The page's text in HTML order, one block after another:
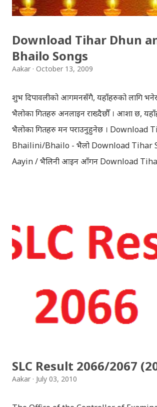
Download Tihar Dhun
Bhailo Songs
Aakar October 13, 2009
शुभ दिपावलीको आगमनसँगै, यहाँहरुको लागि
भैलोका गितहरु अनलाइन राख्दैछौँ । आशा छ,
भैलोका गितहरु मन पराउनुहुनेछ । Download
Bhailini/Bhailo - भैलो Download Tihar
Aayin / भैलिनी आइन आँगन Download
Download: Tihar Dhun (Deusi,Bhailo)/
भैलो)- सुरसुधा नोट: यी अपलोड गरिएका
प्रायोजनको लागि प्रयोग नगर्न आग्रह गर्दछौँ ।
हौँ । तपाई यदि यी गित संगितको सर्जक हुनुहुन्छ र
हटाउनुपर्ने भए जानकारी गराउनुहोला । फेरी
हार्दिक मंगलमय शुभकामना व्यक्त गर्दछौँ ।
SLC Result 2066/2067
Aakar July 03, 2010